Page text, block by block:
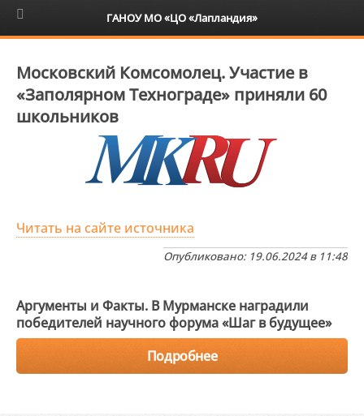
6+
Московский Комсомолец. Участие в
«Заполярном Технограде» приняли 60
школьников
Читать на сайте источника
Опубликовано: 19.06.2024 в 11:48
Аргументы и Факты. В Мурманске наградили
победителей научного форума «Шаг в будущее»
Подробнее
ГАНОУ МО «ЦО «Лапландия»